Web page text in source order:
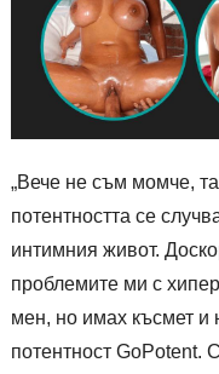
„Вече не съм момче,
потентността се
интимния живот.
проблемите ми с
мен, но имах късмет и
потентност GoPotent.